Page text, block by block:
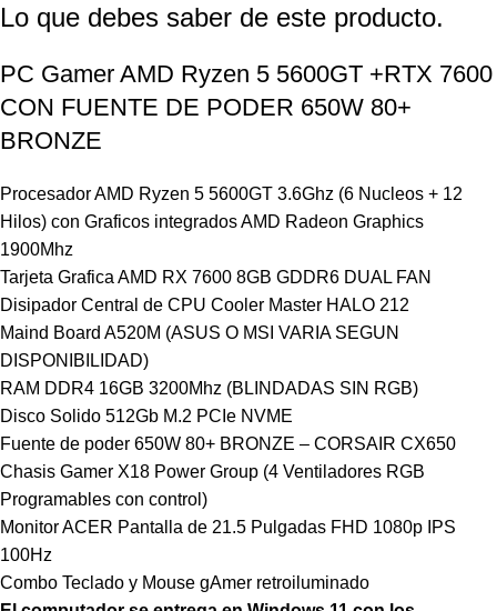
Lo que debes saber de este producto.
PC Gamer AMD Ryzen 5 5600GT +RTX 7600
CON FUENTE DE PODER 650W 80+
BRONZE
Procesador AMD Ryzen 5 5600GT 3.6Ghz (6 Nucleos + 12
Hilos) con Graficos integrados AMD Radeon Graphics
1900Mhz
Tarjeta Grafica AMD RX 7600 8GB GDDR6 DUAL FAN
Disipador Central de CPU Cooler Master HALO 212
Maind Board A520M (ASUS O MSI VARIA SEGUN
DISPONIBILIDAD)
RAM DDR4 16GB 3200Mhz (BLINDADAS SIN RGB)
Disco Solido 512Gb M.2 PCIe NVME
Fuente de poder 650W 80+ BRONZE – CORSAIR CX650
Chasis Gamer X18 Power Group (4 Ventiladores RGB
Programables con control)
Monitor ACER Pantalla de 21.5 Pulgadas FHD 1080p IPS
100Hz
Combo Teclado y Mouse gAmer retroiluminado